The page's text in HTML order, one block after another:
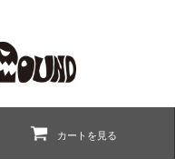
カートを見る